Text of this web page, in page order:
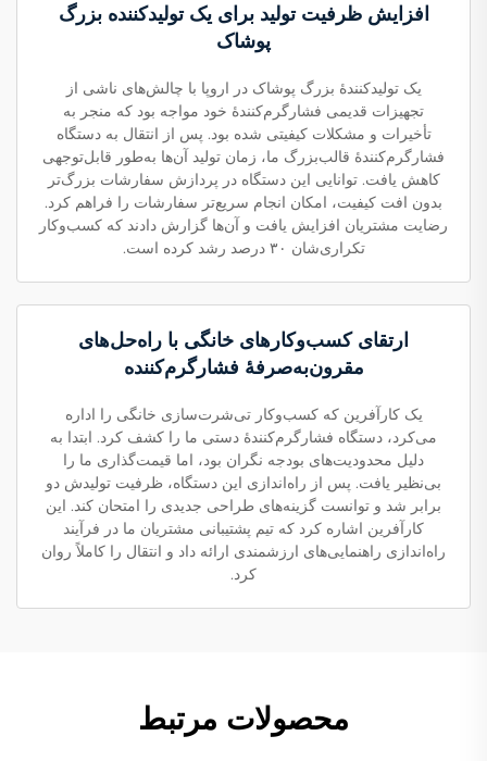
افزایش ظرفیت تولید برای یک تولیدکننده بزرگ
پوشاک
یک تولیدکنندهٔ بزرگ پوشاک در اروپا با چالش‌های ناشی از
تجهیزات قدیمی فشارگرم‌کنندهٔ خود مواجه بود که منجر به
تأخیرات و مشکلات کیفیتی شده بود. پس از انتقال به دستگاه
فشارگرم‌کنندهٔ قالب‌بزرگ ما، زمان تولید آن‌ها به‌طور قابل‌توجهی
کاهش یافت. توانایی این دستگاه در پردازش سفارشات بزرگ‌تر
بدون افت کیفیت، امکان انجام سریع‌تر سفارشات را فراهم کرد.
رضایت مشتریان افزایش یافت و آن‌ها گزارش دادند که کسب‌وکار
تکراری‌شان ۳۰ درصد رشد کرده است.
ارتقای کسب‌وکارهای خانگی با راه‌حل‌های
مقرون‌به‌صرفهٔ فشارگرم‌کننده
یک کارآفرین که کسب‌وکار تی‌شرت‌سازی خانگی را اداره
می‌کرد، دستگاه فشارگرم‌کنندهٔ دستی ما را کشف کرد. ابتدا به
دلیل محدودیت‌های بودجه نگران بود، اما قیمت‌گذاری ما را
بی‌نظیر یافت. پس از راه‌اندازی این دستگاه، ظرفیت تولیدش دو
برابر شد و توانست گزینه‌های طراحی جدیدی را امتحان کند. این
کارآفرین اشاره کرد که تیم پشتیبانی مشتریان ما در فرآیند
راه‌اندازی راهنمایی‌های ارزشمندی ارائه داد و انتقال را کاملاً روان
کرد.
محصولات مرتبط